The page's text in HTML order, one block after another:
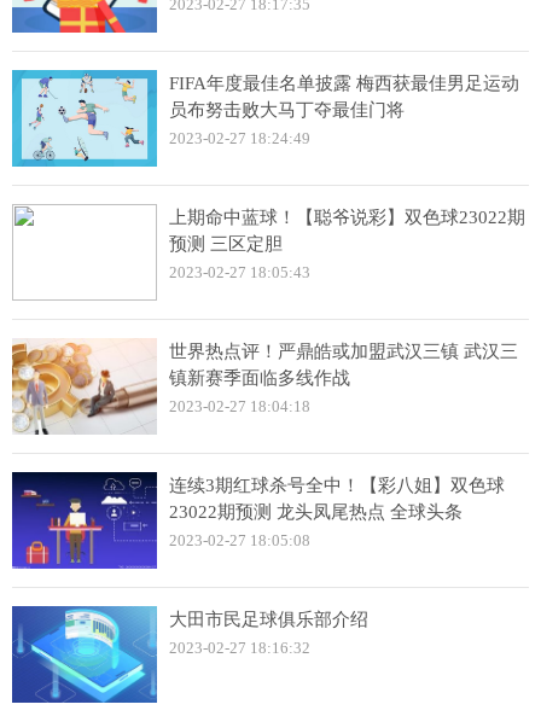
2023-02-27 18:17:35
FIFA年度最佳名单披露 梅西获最佳男足运动
员布努击败大马丁夺最佳门将
2023-02-27 18:24:49
上期命中蓝球！【聪爷说彩】双色球23022期
预测 三区定胆
2023-02-27 18:05:43
世界热点评！严鼎皓或加盟武汉三镇 武汉三
镇新赛季面临多线作战
2023-02-27 18:04:18
连续3期红球杀号全中！【彩八姐】双色球
23022期预测 龙头凤尾热点 全球头条
2023-02-27 18:05:08
大田市民足球俱乐部介绍
2023-02-27 18:16:32